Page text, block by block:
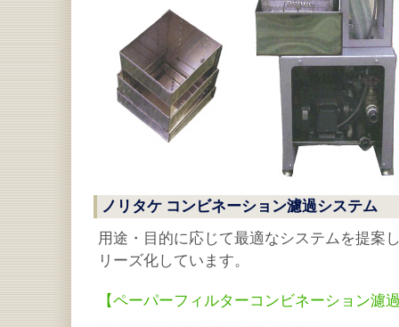
ノリタケ コンビネーション濾過システム
用途・目的に応じて最適なシステムを提案
リーズ化しています。
【ペーパーフィルターコンビネーション濾